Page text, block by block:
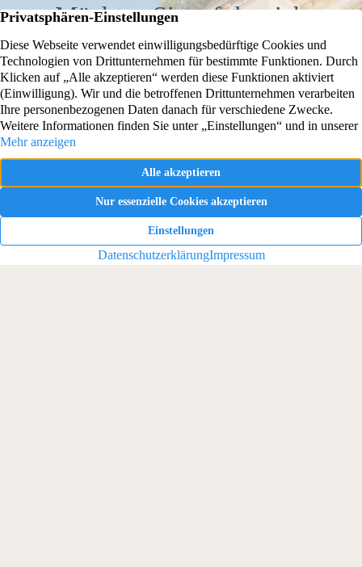
Möchten Sie erfolgreich
verkaufen oder vermieten?
Wir begleiten Sie gern.
KONTAKT AUFNEHMEN